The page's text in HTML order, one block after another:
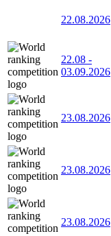
22.08.2026
22.08 -
03.09.2026
23.08.2026
23.08.2026
23.08.2026